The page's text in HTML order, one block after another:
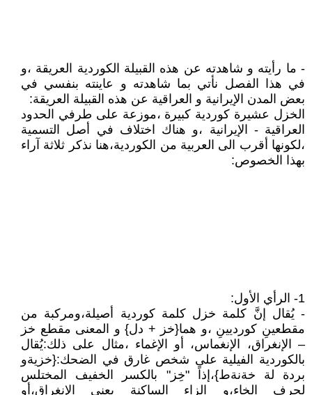
- ما رأيته و شاهدته عن هذه القبيلة الكوردية العريقة ،و
في هذا الفصل نأتي بما شاهدته و عاينته بنفسي في
بعض المدن الإيرانية و العراقية عن هذه القبيلة العريقة:
الخزل عشيرة كوردية كبيرة ،موزعة على طرفي الحدود
العراقية - الإيرانية ،و هناك اختلاف في أصل التسمية
،لكونها أقرب الى العربية من الكوردية،هنا نذكر ثلاثة آراء
بهذا الخصوص:
1- الرأي الأول:
- يُقال إنَّ كلمة خزل كلمة كوردية أصيلة،ومركبة من
مقطعينِ كورديينِ ،و هما{خز + دل} و المعنى مقطع خز
– الإنغراق، الإنغماس، أو الإغماء ،مثال على ذلك:يُقال
بالكوردية الفيلية على شخص غارق في الضحك:{خزيةو
بردة لة خةنةط}،إذاً "خِز" بالكسر الخفيف المختلس
لحرف الخاء،و الزاء الساكنة يعني الإنغراق،أو